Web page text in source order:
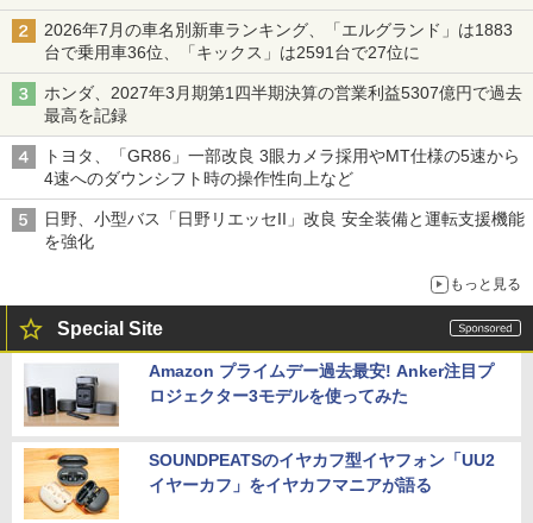
バス
2026年7月の車名別新車ランキング、「エルグランド」は1883
台で乗用車36位、「キックス」は2591台で27位に
ホンダ、2027年3月期第1四半期決算の営業利益5307億円で過去
最高を記録
トヨタ、「GR86」一部改良 3眼カメラ採用やMT仕様の5速から
4速へのダウンシフト時の操作性向上など
日野、小型バス「日野リエッセII」改良 安全装備と運転支援機能
を強化
もっと見る
Special Site
Amazon プライムデー過去最安! Anker注目プ
ロジェクター3モデルを使ってみた
SOUNDPEATSのイヤカフ型イヤフォン「UU2
イヤーカフ」をイヤカフマニアが語る